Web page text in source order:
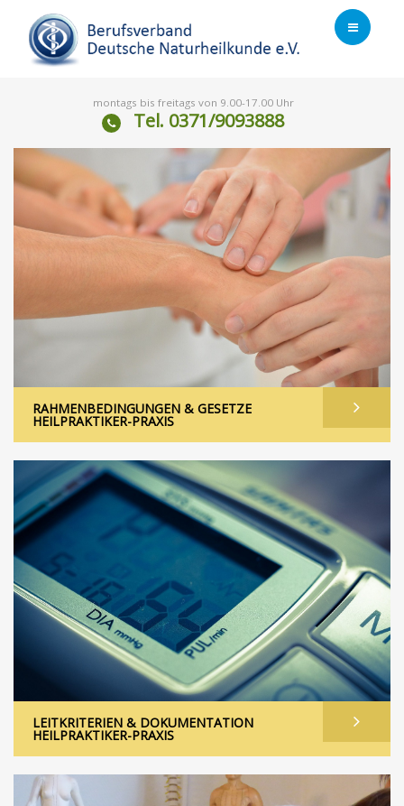
montags bis freitags von 9.00-17.00 Uhr
Tel. 0371/9093888
RAHMENBEDINGUNGEN & GESETZE
HEILPRAKTIKER-PRAXIS
LEITKRITERIEN & DOKUMENTATION
HEILPRAKTIKER-PRAXIS